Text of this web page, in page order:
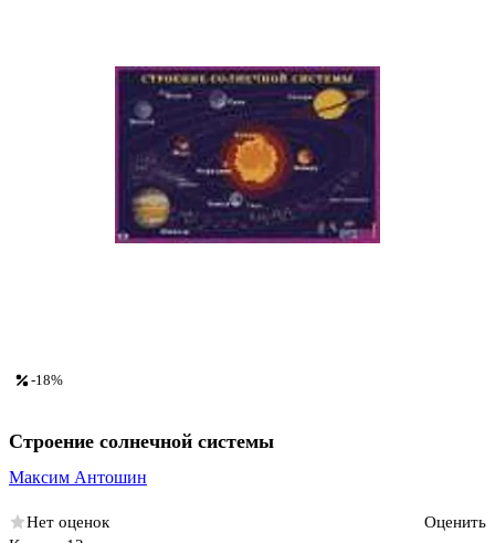
-18%
Строение солнечной системы
Максим Антошин
Нет оценок
Оценить